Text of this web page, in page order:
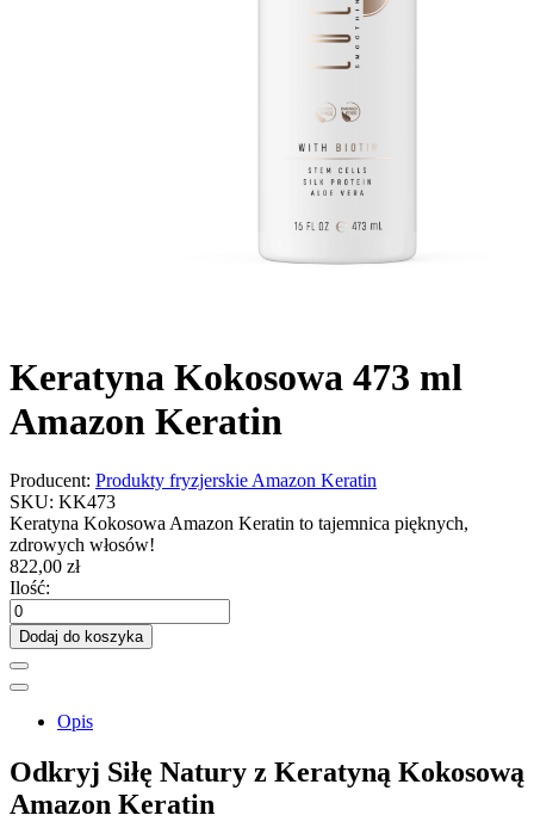
Keratyna Kokosowa 473 ml
Amazon Keratin
Producent: Produkty fryzjerskie Amazon Keratin
SKU: KK473
Keratyna Kokosowa Amazon Keratin to tajemnica pięknych,
zdrowych włosów!
822,00 zł
Ilość:
Dodaj do koszyka
Opis
Odkryj Siłę Natury z Keratyną Kokosową
Amazon Keratin